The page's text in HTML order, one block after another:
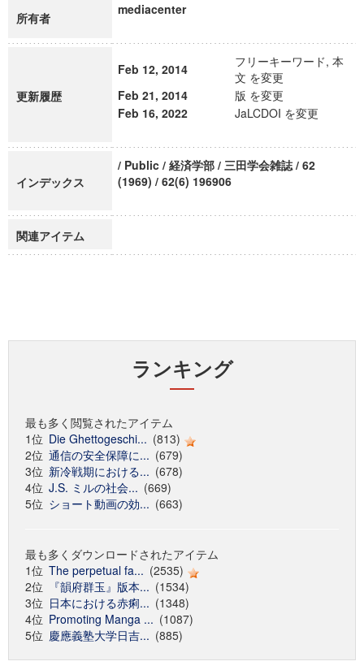
所有者
mediacenter
更新履歴
Feb 12, 2014
フリーキーワード, 本
文 を変更
Feb 21, 2014
版 を変更
Feb 16, 2022
JaLCDOI を変更
インデックス
/ Public / 経済学部 / 三田学会雑誌 / 62
(1969) / 62(6) 196906
関連アイテム
ランキング
最も多く閲覧されたアイテム
1位 Die Ghettogeschi... (813)
2位 通信の安全保障に... (679)
3位 新冷戦期における... (678)
4位 J.S. ミルの社会... (669)
5位 ショート動画の効... (663)
最も多くダウンロードされたアイテム
1位 The perpetual fa... (2535)
2位
『韻府群玉』版本... (1534)
3位 日本における赤痢... (1348)
4位 Promoting Manga ... (1087)
5位 慶應義塾大学日吉... (885)